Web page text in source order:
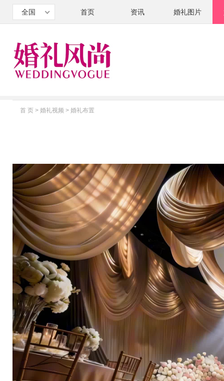
全国 首页 资讯 婚礼图片
首 页 > 婚礼视频 > 婚礼布置